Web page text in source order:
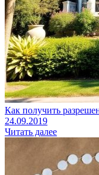
Как получить
24.09.2019
Читать далее